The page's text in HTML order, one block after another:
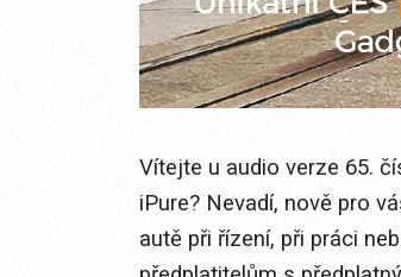
Vítejte u audio verze 65.
iPure? Nevadí, nově pro
autě při řízení, při práci